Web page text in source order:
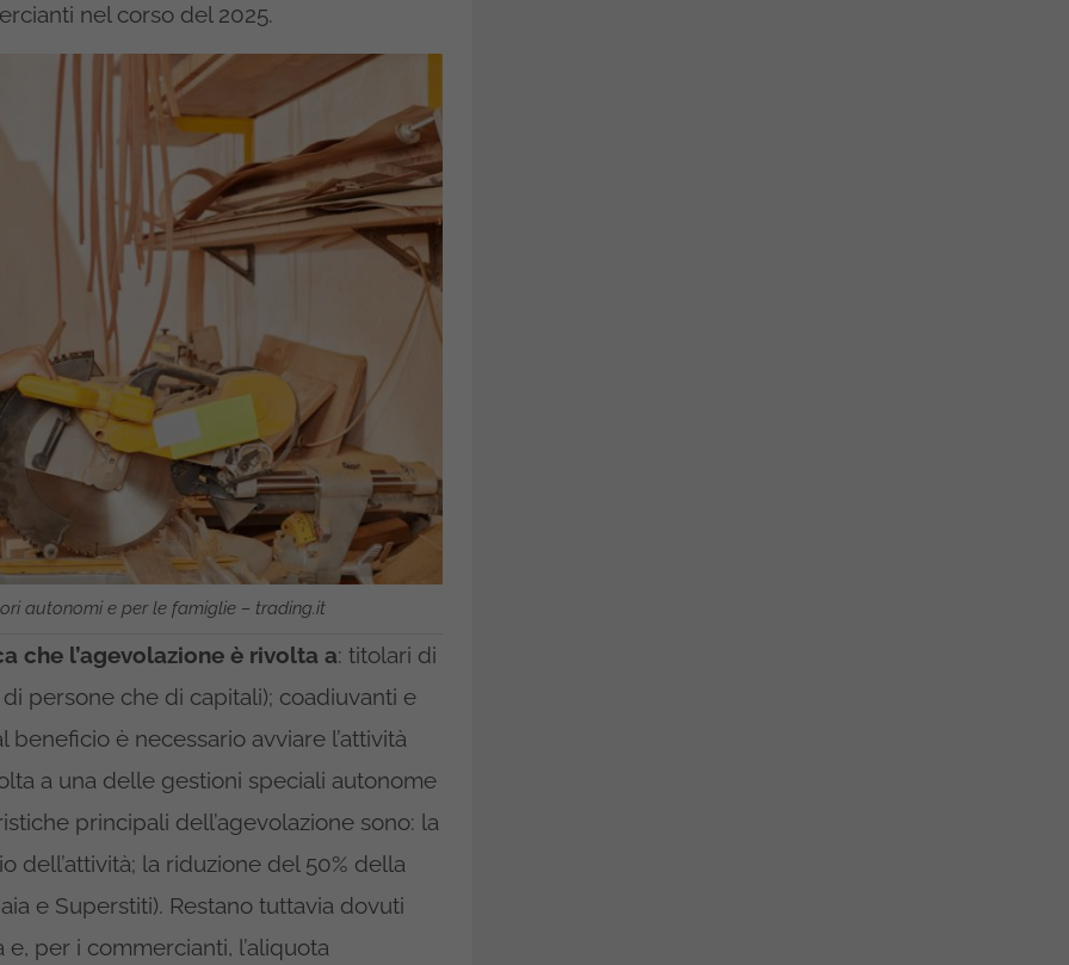
nel corso del 2025.
autonomi e per le famiglie – trading.it
che l’agevolazione è rivolta a: titolari di
persone che di capitali); coadiuvanti e
è necessario avviare l’attività
a una delle gestioni speciali autonome
principali dell’agevolazione sono: la
dell’attività; la riduzione del 50% della
e Superstiti). Restano tuttavia dovuti
per i commercianti, l’aliquota